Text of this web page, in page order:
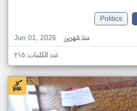
Politics
Jun 01, 2026
منذ شهرين
عدد الكلمات: ٢١٥